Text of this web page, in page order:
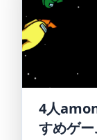
4人
すめゲ